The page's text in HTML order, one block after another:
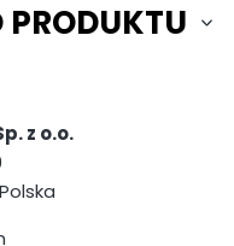
PRODUKTU
z o.o.